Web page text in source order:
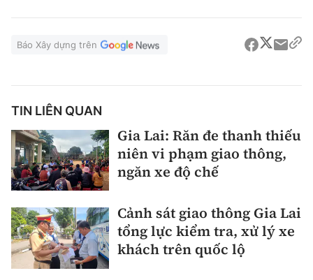
Báo Xây dựng trên
TIN LIÊN QUAN
Gia Lai: Răn đe thanh thiếu
niên vi phạm giao thông,
ngăn xe độ chế
Cảnh sát giao thông Gia Lai
tổng lực kiểm tra, xử lý xe
khách trên quốc lộ